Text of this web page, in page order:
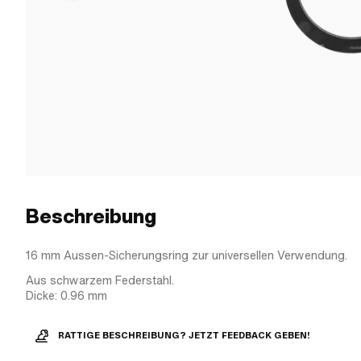
Beschreibung
16 mm Aussen-Sicherungsring zur universellen Verwendung.
Aus schwarzem Federstahl.
Dicke: 0.96 mm
RATTIGE BESCHREIBUNG? JETZT FEEDBACK GEBEN!